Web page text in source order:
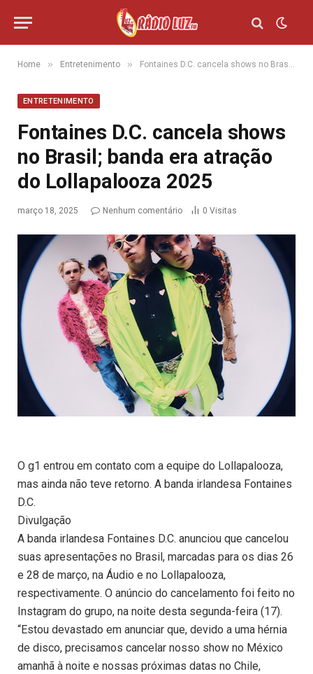
Home » Entretenimento » Fontaines D.C. cancela shows no Brasil; banda era atração do Lollapalooza 2025
ENTRETENIMENTO
Fontaines D.C. cancela shows
no Brasil; banda era atração
do Lollapalooza 2025
março 18, 2025 Nenhum comentário 0 Visitas
O g1 entrou em contato com a equipe do Lollapalooza,
mas ainda não teve retorno. A banda irlandesa Fontaines
D.C.
Divulgação
A banda irlandesa Fontaines D.C. anunciou que cancelou
suas apresentações no Brasil, marcadas para os dias 26
e 28 de março, na Áudio e no Lollapalooza,
respectivamente. O anúncio do cancelamento foi feito no
Instagram do grupo, na noite desta segunda-feira (17).
“Estou devastado em anunciar que, devido a uma hérnia
de disco, precisamos cancelar nosso show no México
amanhã à noite e nossas próximas datas no Chile,